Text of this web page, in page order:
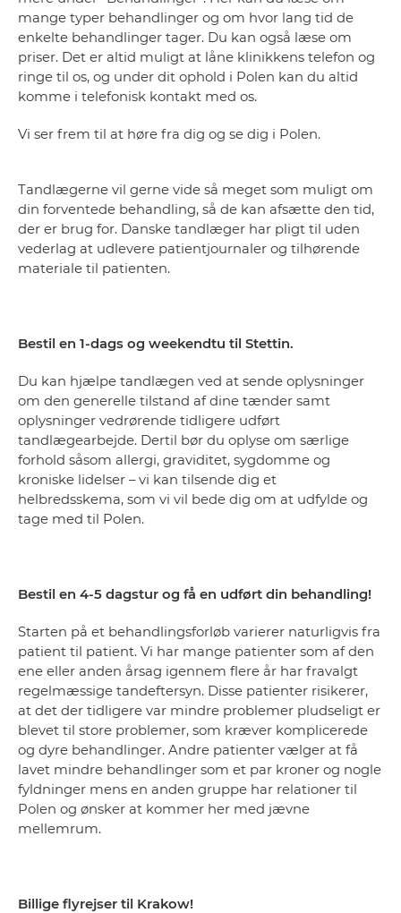
mange typer behandlinger og om hvor lang tid de
enkelte behandlinger tager. Du kan også læse om
priser. Det er altid muligt at låne klinikkens telefon og
ringe til os, og under dit ophold i Polen kan du altid
komme i telefonisk kontakt med os.
Vi ser frem til at høre fra dig og se dig i Polen.
Tandlægerne vil gerne vide så meget som muligt om
din forventede behandling, så de kan afsætte den tid,
der er brug for. Danske tandlæger har pligt til uden
vederlag at udlevere patientjournaler og tilhørende
materiale til patienten.
Bestil en 1-dags og weekendtu til Stettin.
Du kan hjælpe tandlægen ved at sende oplysninger
om den generelle tilstand af dine tænder samt
oplysninger vedrørende tidligere udført
tandlægearbejde. Dertil bør du oplyse om særlige
forhold såsom allergi, graviditet, sygdomme og
kroniske lidelser – vi kan tilsende dig et
helbredsskema, som vi vil bede dig om at udfylde og
tage med til Polen.
Bestil en 4-5 dagstur og få en udført din behandling!
Starten på et behandlingsforløb varierer naturligvis fra
patient til patient. Vi har mange patienter som af den
ene eller anden årsag igennem flere år har fravalgt
regelmæssige tandeftersyn. Disse patienter risikerer,
at det der tidligere var mindre problemer pludseligt er
blevet til store problemer, som kræver komplicerede
og dyre behandlinger. Andre patienter vælger at få
lavet mindre behandlinger som et par kroner og nogle
fyldninger mens en anden gruppe har relationer til
Polen og ønsker at kommer her med jævne
mellemrum.
Billige flyrejser til Krakow!